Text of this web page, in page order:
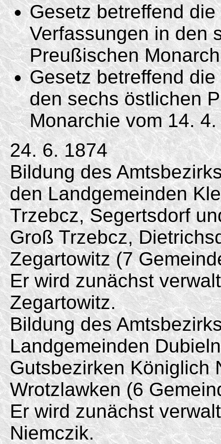
Gesetz betreffend
Verfassungen in den
Preußischen
Gesetz betreffend
den sechs östlichen
Monarchie vom14.
24. 6. 1874
Bildung des
den Landgemeinden
Trzebcz, Segertsdorf
Groß Trzebcz,
Zegartowitz (7
Er wird zunächst
Zegartowitz.
Bildung des
Landgemeinden
Gutsbezirken Königlich
Wrotzlawken (6
Er wird zunächst
Niemczik.